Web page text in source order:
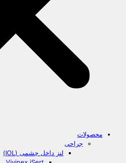
محصولات
جراحی
لنز داخل چشمی (IOL)